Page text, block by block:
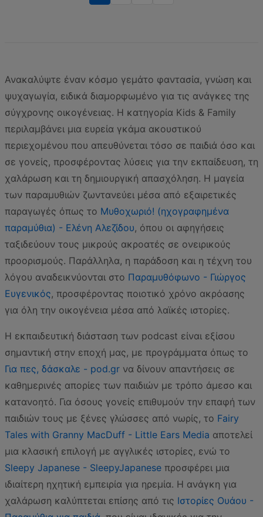
Ανακαλύψτε έναν κόσμο γεμάτο φαντασία, γνώση και
ψυχαγωγία, ειδικά διαμορφωμένο για τις ανάγκες της
σύγχρονης οικογένειας. Η κατηγορία Kids & Family
περιλαμβάνει μια ευρεία γκάμα ακουστικού
περιεχομένου που απευθύνεται τόσο σε παιδιά όσο και
σε γονείς, προσφέροντας λύσεις για την εκπαίδευση, τη
χαλάρωση και τη δημιουργική απασχόληση. Η μαγεία
των παραμυθιών ζωντανεύει μέσα από εξαιρετικές
παραγωγές όπως το Μυθοχωριό! (ηχογραφημένα
παραμύθια) - Ελένη Αλεζίδου, όπου οι αφηγήσεις
ταξιδεύουν τους μικρούς ακροατές σε ονειρικούς
προορισμούς. Παράλληλα, η παράδοση και η τέχνη του
λόγου αναδεικνύονται στο Παραμυθόφωνο - Γιώργος
Ευγενικός, προσφέροντας ποιοτικό χρόνο ακρόασης
για όλη την οικογένεια μέσα από λαϊκές ιστορίες.
Η εκπαιδευτική διάσταση των podcast είναι εξίσου
σημαντική στην εποχή μας, με προγράμματα όπως το
Για πες, δάσκαλε - pod.gr να δίνουν απαντήσεις σε
καθημερινές απορίες των παιδιών με τρόπο άμεσο και
κατανοητό. Για όσους γονείς επιθυμούν την επαφή των
παιδιών τους με ξένες γλώσσες από νωρίς, το Fairy
Tales with Granny MacDuff - Little Ears Media αποτελεί
μια κλασική επιλογή με αγγλικές ιστορίες, ενώ το
Sleepy Japanese - SleepyJapanese προσφέρει μια
ιδιαίτερη ηχητική εμπειρία για ηρεμία. Η ανάγκη για
χαλάρωση καλύπτεται επίσης από τις Ιστορίες Ουάου -